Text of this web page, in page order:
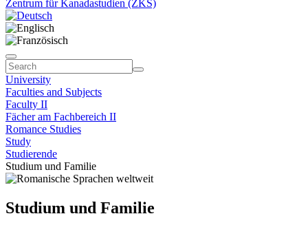
Zentrum für Kanadastudien (ZKS)
University
Faculties and Subjects
Faculty II
Fächer am Fachbereich II
Romance Studies
Study
Studierende
Studium und Familie
Studium und Familie